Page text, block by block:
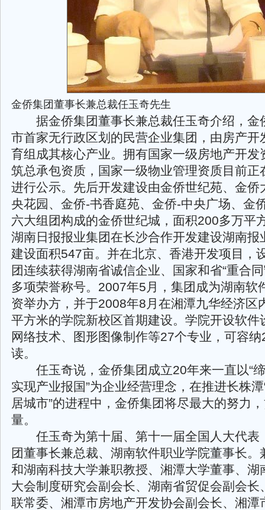
金侨集团董事长兼总裁任玉奇先生
据金侨集团董事长兼总裁任玉奇介绍，金
市首家无行政区划的民营企业集团，由房产开
育组成其核心产业。拥有国家一级房地产开发
筑总承包资质，国家一级物业管理资质目前正
进行公示。先后开发建设由金侨世纪苑、金侨
央花园、金侨-书香庭苑、金侨-中央广场、金
六大组团构成的金侨世纪城，面积200多万平
湖南日报报业集团在长沙合作开发建设湖南报
建设面积547亩。并在北京、香港开发项目，
团连续获得湖南省诚信企业、国家和省“重合
多项荣誉称号。2007年5月，集团成为湖南软
资举办方，并于2008年8月在湘潭九华经济区
平方米的学院新校区首期建设。学院开设软件
网络技术、图形图像制作等27个专业，可容
读。
任玉奇说，金侨集团成立20年来一直以“
实现产业报国”为企业经营理念，在推进长株
居城市”的进程中，金侨集团将尽最大的努力
量。
任玉奇为第十届、第十一届全国人大代表
团董事长兼总裁、湖南软件职业学院董事长。
和湖南科技大学兼职教授、湘潭大学董事、湖
大会制度研究会副会长、湖南省贸促会副会长
联常委、湘潭市房地产开发协会副会长、湘潭